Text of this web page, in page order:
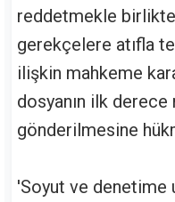
reddetmekle
gerekçelere atıfla
ilişkin mahkeme
dosyanın ilk
gönderilmesine
'Soyut ve denetime